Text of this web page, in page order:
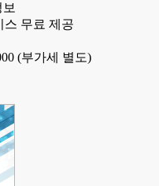
스 무료 제공
(부가세 별도)